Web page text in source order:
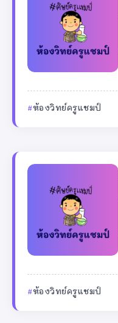
ห้องวิทย์ครูแชมป์
ห้องวิทย์ครูแชมป์